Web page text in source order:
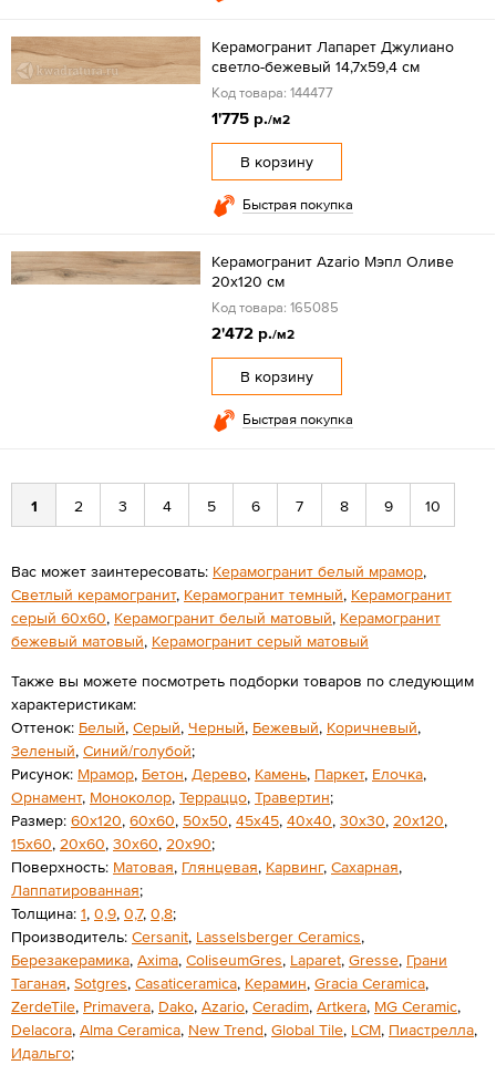
Керамогранит Лапарет Джулиано
светло-бежевый 14,7х59,4 см
Код товара: 144477
1'775 р./м2
В корзину
Быстрая покупка
Керамогранит Azario Мэпл Оливе
20x120 см
Код товара: 165085
2'472 р./м2
В корзину
Быстрая покупка
1 2 3 4 5 6 7 8 9 10
Вас может заинтересовать: Керамогранит белый мрамор,
Светлый керамогранит, Керамогранит темный, Керамогранит
серый 60x60, Керамогранит белый матовый, Керамогранит
бежевый матовый, Керамогранит серый матовый
Также вы можете посмотреть подборки товаров по следующим
характеристикам:
Оттенок: Белый, Серый, Черный, Бежевый, Коричневый,
Зеленый, Синий/голубой;
Рисунок: Мрамор, Бетон, Дерево, Камень, Паркет, Елочка,
Орнамент, Моноколор, Терраццо, Травертин;
Размер: 60х120, 60х60, 50х50, 45х45, 40х40, 30х30, 20х120,
15х60, 20х60, 30x60, 20х90;
Поверхность: Матовая, Глянцевая, Карвинг, Сахарная,
Лаппатированная;
Толщина: 1, 0,9, 0,7, 0,8;
Производитель: Cersanit, Lasselsberger Ceramics,
Березакерамика, Axima, ColiseumGres, Laparet, Gresse, Грани
Таганая, Sotgres, Casaticeramica, Керамин, Gracia Ceramica,
ZerdeTile, Primavera, Dako, Azario, Ceradim, Artkera, MG Ceramic,
Delacora, Alma Ceramica, New Trend, Global Tile, LCM, Пиастрелла,
Идальго;